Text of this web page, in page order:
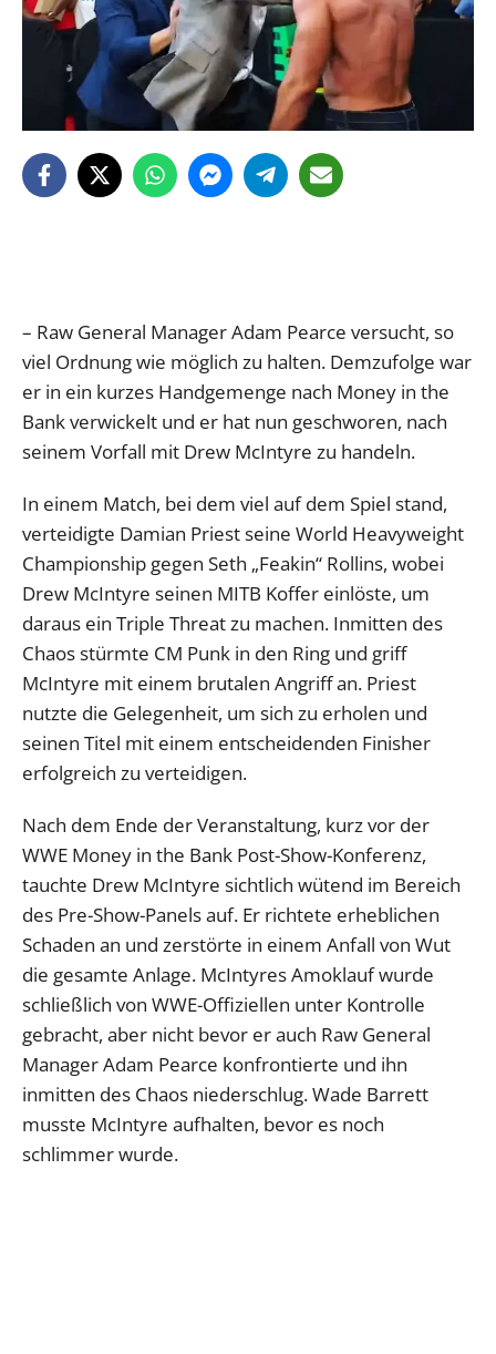
– Raw General Manager Adam Pearce versucht, so
viel Ordnung wie möglich zu halten. Demzufolge war
er in ein kurzes Handgemenge nach Money in the
Bank verwickelt und er hat nun geschworen, nach
seinem Vorfall mit Drew McIntyre zu handeln.
In einem Match, bei dem viel auf dem Spiel stand,
verteidigte Damian Priest seine World Heavyweight
Championship gegen Seth „Feakin“ Rollins, wobei
Drew McIntyre seinen MITB Koffer einlöste, um
daraus ein Triple Threat zu machen. Inmitten des
Chaos stürmte CM Punk in den Ring und griff
McIntyre mit einem brutalen Angriff an. Priest
nutzte die Gelegenheit, um sich zu erholen und
seinen Titel mit einem entscheidenden Finisher
erfolgreich zu verteidigen.
Nach dem Ende der Veranstaltung, kurz vor der
WWE Money in the Bank Post-Show-Konferenz,
tauchte Drew McIntyre sichtlich wütend im Bereich
des Pre-Show-Panels auf. Er richtete erheblichen
Schaden an und zerstörte in einem Anfall von Wut
die gesamte Anlage. McIntyres Amoklauf wurde
schließlich von WWE-Offiziellen unter Kontrolle
gebracht, aber nicht bevor er auch Raw General
Manager Adam Pearce konfrontierte und ihn
inmitten des Chaos niederschlug. Wade Barrett
musste McIntyre aufhalten, bevor es noch
schlimmer wurde.